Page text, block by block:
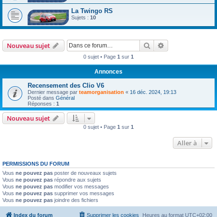
La Twingo RS
Sujets : 10
Nouveau sujet Rechercher
0 sujet • Page 1 sur 1
Annonces
Recensement des Clio V6
Dernier message par teamorganisation « 16 déc. 2024, 19:13
Posté dans Général
Réponses : 1
Nouveau sujet
0 sujet • Page 1 sur 1
Aller à
PERMISSIONS DU FORUM
Vous ne pouvez pas poster de nouveaux sujets
Vous ne pouvez pas répondre aux sujets
Vous ne pouvez pas modifier vos messages
Vous ne pouvez pas supprimer vos messages
Vous ne pouvez pas joindre des fichiers
Index du forum Heures au format UTC+02:00
Supprimer les cookies